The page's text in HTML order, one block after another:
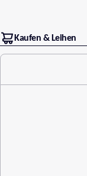
Kaufen & Leihen